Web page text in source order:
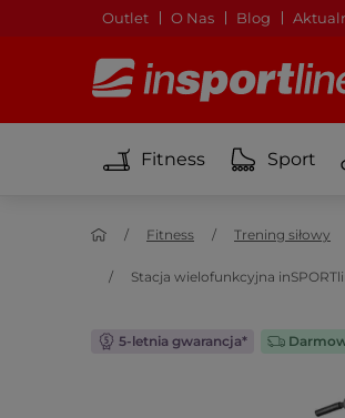
Outlet O Nas Blog
Fitness Sport
Fitness Trening siłowy
Stacja wielofunkcyjna
5-letnia gwarancja*